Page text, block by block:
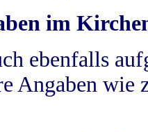
im
ebenfalls
Angaben wie